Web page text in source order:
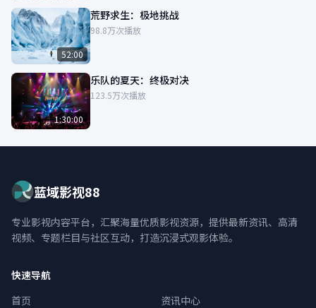
52:00
荒野求生：极地挑战
98.8万次播放
1:30:00
乐队的夏天：终极对决
123.5万次播放
蓝域影视88
专业影视内容平台，汇聚海量优质影视资源，提供最新资讯、高清
视频、专题栏目与社区互动，打造沉浸式观影体验。
快速导航
首页
资讯中心